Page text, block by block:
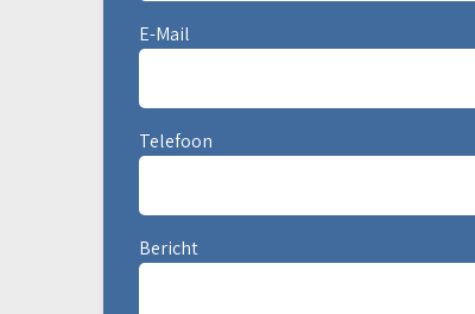
E-Mail
Telefoon
Bericht